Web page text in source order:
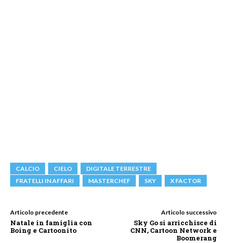
CALCIO CIELO
DIGITALE TERRESTRE
FRATELLI IN AFFARI
MASTERCHEF SKY X FACTOR
Articolo precedente
Natale in famiglia con
Boing e Cartoonito
Articolo successivo
Sky Go si arricchisce di
CNN, Cartoon Network e
Boomerang